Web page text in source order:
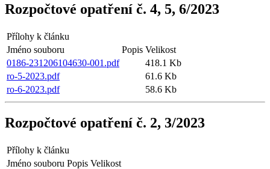
Rozpočtové opatření č. 4, 5, 6/2023
Přílohy k článku
Jméno souboru
Popis Velikost
0186-231206104630-001.pdf
418.1 Kb
ro-5-2023.pdf
61.6 Kb
ro-6-2023.pdf
58.6 Kb
Rozpočtové opatření č. 2, 3/2023
Přílohy k článku
Jméno souboru Popis Velikost